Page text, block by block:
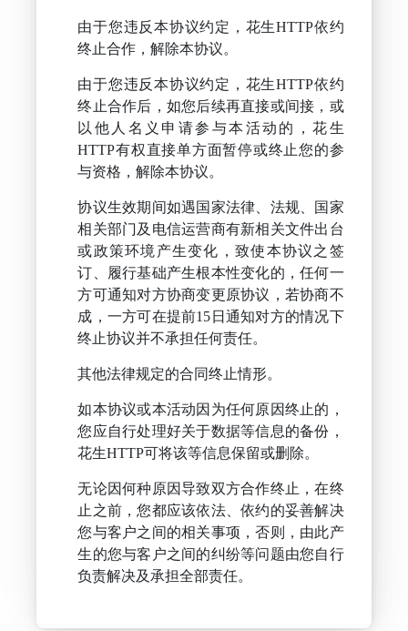
由于您违反本协议约定，花生HTTP依约
终止合作，解除本协议。
由于您违反本协议约定，花生HTTP依约
终止合作后，如您后续再直接或间接，或
以他人名义申请参与本活动的，花生
HTTP有权直接单方面暂停或终止您的参
与资格，解除本协议。
协议生效期间如遇国家法律、法规、国家
相关部门及电信运营商有新相关文件出台
或政策环境产生变化，致使本协议之签
订、履行基础产生根本性变化的，任何一
方可通知对方协商变更原协议，若协商不
成，一方可在提前15日通知对方的情况下
终止协议并不承担任何责任。
其他法律规定的合同终止情形。
如本协议或本活动因为任何原因终止的，
您应自行处理好关于数据等信息的备份，
花生HTTP可将该等信息保留或删除。
无论因何种原因导致双方合作终止，在终
止之前，您都应该依法、依约的妥善解决
您与客户之间的相关事项，否则，由此产
生的您与客户之间的纠纷等问题由您自行
负责解决及承担全部责任。